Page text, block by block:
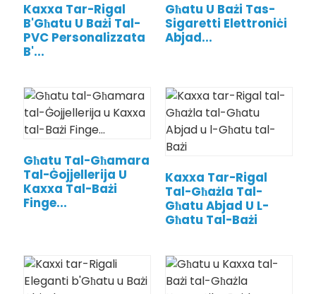
Kaxxa Tar-Rigal
B'Għatu U Bażi Tal-
PVC Personalizzata
B'...
Għatu U Bażi Tas-
Sigaretti Elettroniċi
Abjad...
Għatu Tal-Għamara
Tal-Ġojjellerija U
Kaxxa Tal-Bażi
Finge...
Kaxxa Tar-Rigal
Tal-Għażla Tal-
Għatu Abjad U L-
Għatu Tal-Bażi